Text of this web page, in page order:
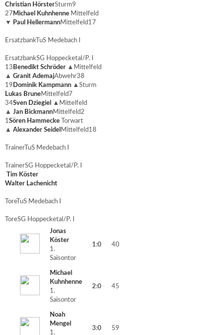
Christian HörsterSturm9
27 Michael Kuhnhenne Mittelfeld
▼
Paul HellermannMittelfeld17
ErsatzbankTuS Medebach I
ErsatzbankSG Hoppecketal/P. I
13 Benedikt Schröder ▲ Mittelfeld
▲ Granit AdemajAbwehr38
19 Dominik Kampmann ▲ Sturm
Lukas BruneMittelfeld7
34Sven Dziegiel ▲ Mittelfeld
▲ Jan BickmannMittelfeld2
1Sören Hammecke
Torwart
▲ Alexander Seidel Mittelfeld18
TrainerTuS Medebach I
TrainerSG Hoppecketal/P. I
Tim Köster
Walter Lachenicht
ToreTuS Medebach I
ToreSG Hoppecketal/P. I
Jonas
Köster
1.
Saisontor
1:0 40
Michael
Kuhnhenne
1.
Saisontor
2:0 45
Noah
Mengel
1.
3:0 59